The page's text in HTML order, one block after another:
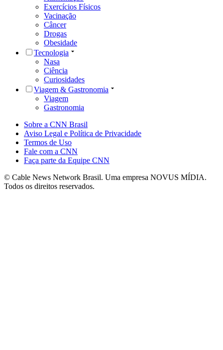
Exercícios Físicos
Vacinação
Câncer
Drogas
Obesidade
Tecnologia
Nasa
Ciência
Curiosidades
Viagem & Gastronomia
Viagem
Gastronomia
Sobre a CNN Brasil
Aviso Legal e Política de Privacidade
Termos de Uso
Fale com a CNN
Faça parte da Equipe CNN
© Cable News Network Brasil. Uma empresa NOVUS MÍDIA.
Todos os direitos reservados.